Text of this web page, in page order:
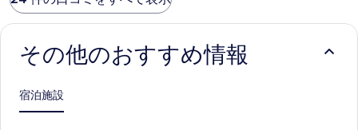
その他のおすすめ情報
宿泊施設